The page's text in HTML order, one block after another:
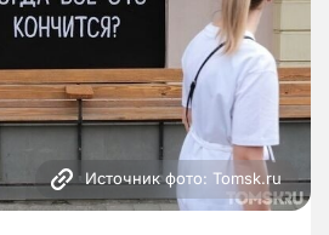
Источник фото: Tomsk.ru